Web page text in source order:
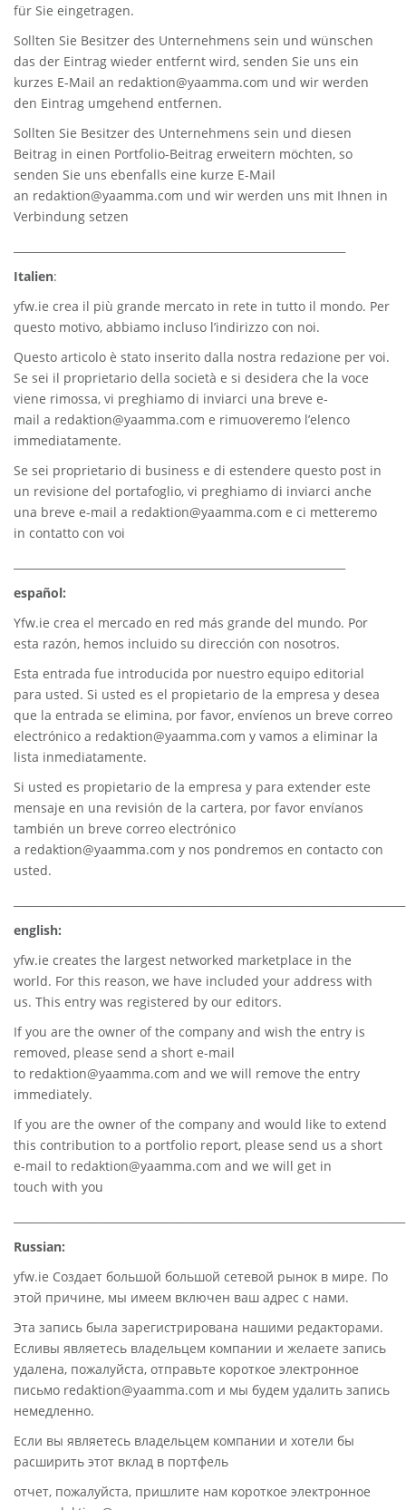
für Sie eingetragen.
Sollten Sie Besitzer des Unternehmens sein und wünschen
das der Eintrag wieder entfernt wird, senden Sie uns ein
kurzes E-Mail an redaktion@yaamma.com und wir werden
den Eintrag umgehend entfernen.
Sollten Sie Besitzer des Unternehmens sein und diesen
Beitrag in einen Portfolio-Beitrag erweitern möchten, so
senden Sie uns ebenfalls eine kurze E-Mail
an redaktion@yaamma.com und wir werden uns mit Ihnen in
Verbindung setzen
Italien:
yfw.ie crea il più grande mercato in rete in tutto il mondo. Per
questo motivo, abbiamo incluso l’indirizzo con noi.
Questo articolo è stato inserito dalla nostra redazione per voi.
Se sei il proprietario della società e si desidera che la voce
viene rimossa, vi preghiamo di inviarci una breve e-
mail a redaktion@yaamma.com e rimuoveremo l’elenco
immediatamente.
Se sei proprietario di business e di estendere questo post in
un revisione del portafoglio, vi preghiamo di inviarci anche
una breve e-mail a redaktion@yaamma.com e ci metteremo
in contatto con voi
español:
Yfw.ie crea el mercado en red más grande del mundo. Por
esta razón, hemos incluido su dirección con nosotros.
Esta entrada fue introducida por nuestro equipo editorial
para usted. Si usted es el propietario de la empresa y desea
que la entrada se elimina, por favor, envíenos un breve correo
electrónico a redaktion@yaamma.com y vamos a eliminar la
lista inmediatamente.
Si usted es propietario de la empresa y para extender este
mensaje en una revisión de la cartera, por favor envíanos
también un breve correo electrónico
a redaktion@yaamma.com y nos pondremos en contacto con
usted.
english:
yfw.ie creates the largest networked marketplace in the
world. For this reason, we have included your address with
us. This entry was registered by our editors.
If you are the owner of the company and wish the entry is
removed, please send a short e-mail
to redaktion@yaamma.com and we will remove the entry
immediately.
If you are the owner of the company and would like to extend
this contribution to a portfolio report, please send us a short
e-mail to redaktion@yaamma.com and we will get in
touch with you
Russian:
yfw.ie Создает большой большой сетевой рынок в мире. По
этой причине, мы имеем включен ваш адрес с нами.
Эта запись была зарегистрирована нашими редакторами.
Есливы являетесь владельцем компании и желаете запись
удалена, пожалуйста, отправьте короткое электронное
письмо redaktion@yaamma.com и мы будем удалить запись
немедленно.
Если вы являетесь владельцем компании и хотели бы
расширить этот вклад в портфель
отчет, пожалуйста, пришлите нам короткое электронное